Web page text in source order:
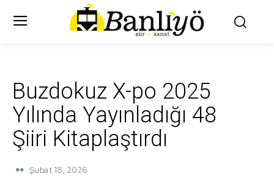
Buzdokuz X-po 2025
Yılında Yayınladığı 48
Şiiri Kitaplaştırdı
Şubat 18, 2026